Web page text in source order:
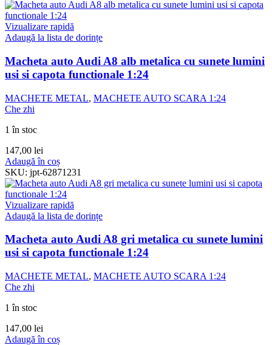
Vizualizare rapidă
Adaugă la lista de dorințe
Macheta auto Audi A8 alb metalica cu sunete lumini
usi si capota functionale 1:24
MACHETE METAL, MACHETE AUTO SCARA 1:24
Che zhi
1 în stoc
147,00 lei
Adaugă în coș
SKU: jpt-62871231
Vizualizare rapidă
Adaugă la lista de dorințe
Macheta auto Audi A8 gri metalica cu sunete lumini
usi si capota functionale 1:24
MACHETE METAL, MACHETE AUTO SCARA 1:24
Che zhi
1 în stoc
147,00 lei
Adaugă în coș